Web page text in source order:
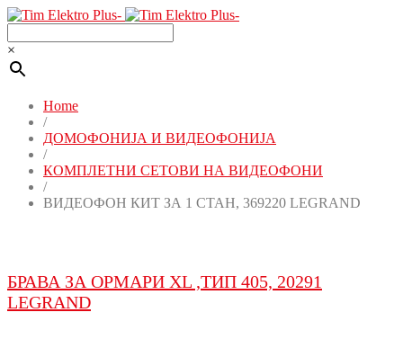
×
Home
/
ДОМОФОНИЈА И ВИДЕОФОНИЈА
/
КОМПЛЕТНИ СЕТОВИ НА ВИДЕОФОНИ
/
ВИДЕОФОН КИТ ЗА 1 СТАН, 369220 LEGRAND
БРАВА ЗА ОРМАРИ XL ,ТИП 405, 20291
LEGRAND